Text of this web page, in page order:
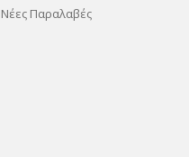
Νέες Παραλαβές